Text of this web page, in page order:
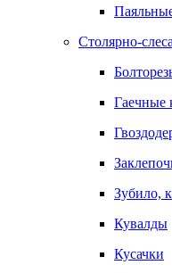
Столярно-
Гаечные
Зубило,
Кувалды
Кусачки